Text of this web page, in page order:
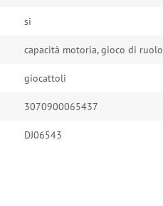
si
capacità motoria, gioco di ruolo
giocattoli
3070900065437
DJ06543